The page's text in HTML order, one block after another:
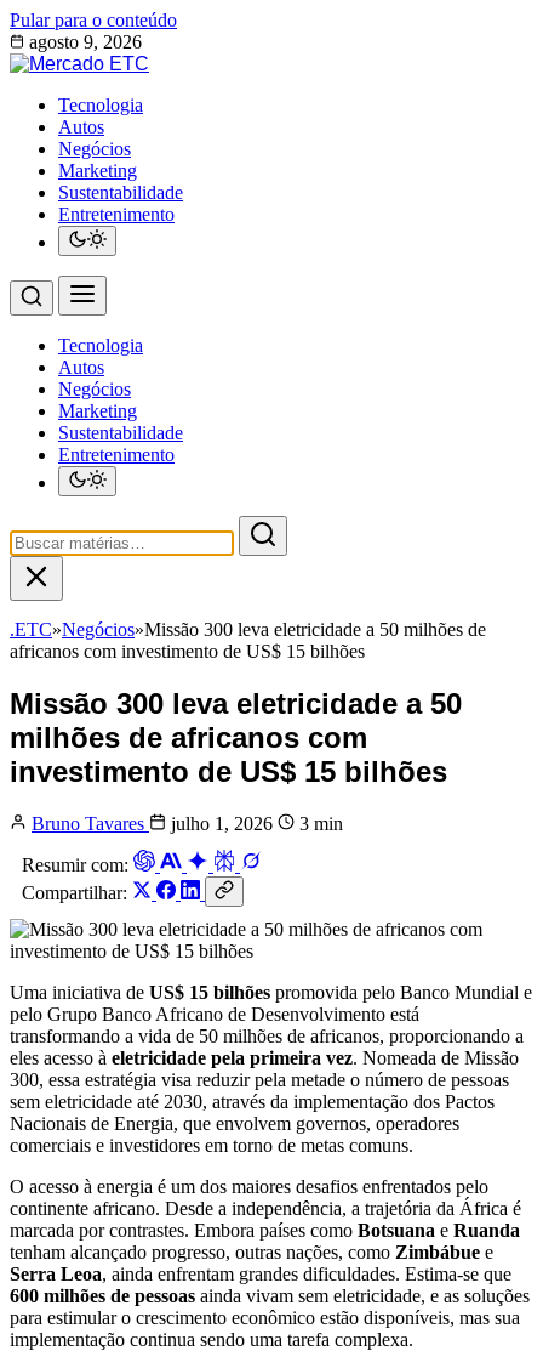
Pular para o conteúdo
agosto 9, 2026
Tecnologia
Autos
Negócios
Marketing
Sustentabilidade
Entretenimento
Tecnologia
Autos
Negócios
Marketing
Sustentabilidade
Entretenimento
.ETC»Negócios»Missão 300 leva eletricidade a 50 milhões de
africanos com investimento de US$ 15 bilhões
Missão 300 leva eletricidade a 50
milhões de africanos com
investimento de US$ 15 bilhões
Bruno Tavares julho 1, 2026
3 min
Resumir com:
Compartilhar:
Uma iniciativa de US$ 15 bilhões promovida pelo Banco Mundial e
pelo Grupo Banco Africano de Desenvolvimento está
transformando a vida de 50 milhões de africanos, proporcionando a
eles acesso à eletricidade pela primeira vez. Nomeada de Missão
300, essa estratégia visa reduzir pela metade o número de pessoas
sem eletricidade até 2030, através da implementação dos Pactos
Nacionais de Energia, que envolvem governos, operadores
comerciais e investidores em torno de metas comuns.
O acesso à energia é um dos maiores desafios enfrentados pelo
continente africano. Desde a independência, a trajetória da África é
marcada por contrastes. Embora países como Botsuana e Ruanda
tenham alcançado progresso, outras nações, como Zimbábue e
Serra Leoa, ainda enfrentam grandes dificuldades. Estima-se que
600 milhões de pessoas ainda vivam sem eletricidade, e as soluções
para estimular o crescimento econômico estão disponíveis, mas sua
implementação continua sendo uma tarefa complexa.